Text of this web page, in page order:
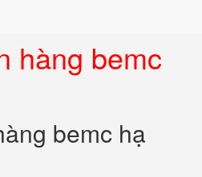
hàng bemc
bemc hạ